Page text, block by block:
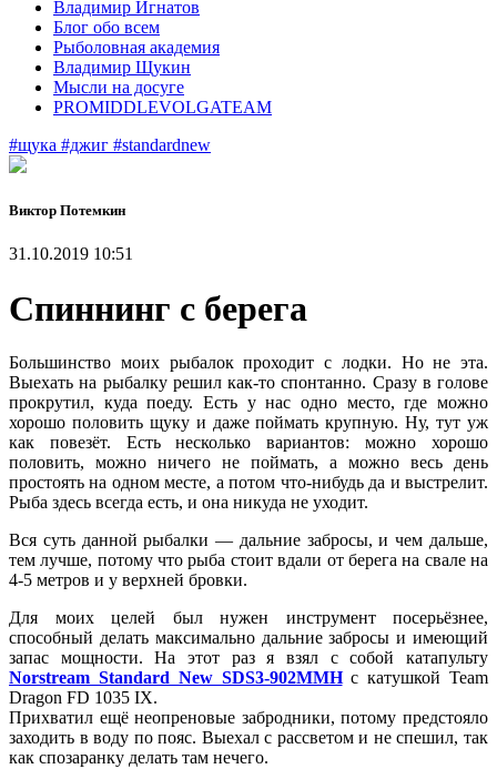
Владимир Игнатов
Блог обо всем
Рыболовная академия
Владимир Щукин
Мысли на досуге
PROMIDDLEVOLGATEAM
#щука #джиг #standardnew
Виктор Потемкин
31.10.2019 10:51
Спиннинг с берега
Большинство моих рыбалок проходит с лодки. Но не эта.
Выехать на рыбалку решил как-то спонтанно. Сразу в голове
прокрутил, куда поеду. Есть у нас одно место, где можно
хорошо половить щуку и даже поймать крупную. Ну, тут уж
как повезёт. Есть несколько вариантов: можно хорошо
половить, можно ничего не поймать, а можно весь день
простоять на одном месте, а потом что-нибудь да и выстрелит.
Рыба здесь всегда есть, и она никуда не уходит.
Вся суть данной рыбалки — дальние забросы, и чем дальше,
тем лучше, потому что рыба стоит вдали от берега на свале на
4-5 метров и у верхней бровки.
Для моих целей был нужен инструмент посерьёзнее,
способный делать максимально дальние забросы и имеющий
запас мощности. На этот раз я взял с собой катапульту
Norstream Standard New SDS3-902MMHс катушкой Team
Dragon FD 1035 IX.
Прихватил ещё неопреновые забродники, потому предстояло
заходить в воду по пояс. Выехал с рассветом и не спешил, так
как спозаранку делать там нечего.